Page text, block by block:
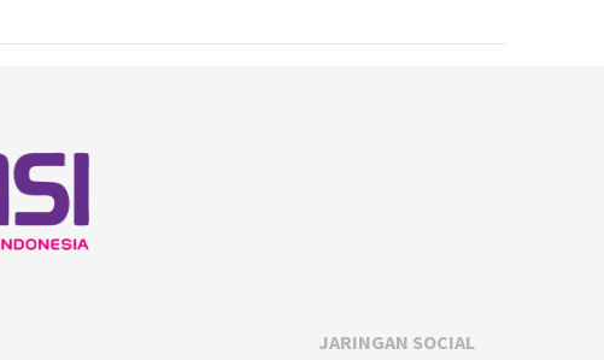
JARINGAN SOCIAL